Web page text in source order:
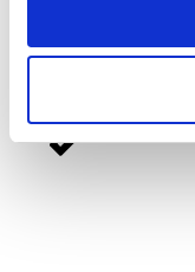
valore del letto